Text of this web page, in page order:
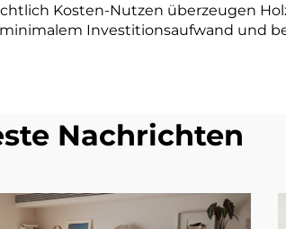
Kosten-Nutzen überzeugen
Investitionsaufwand und
Nachrichten